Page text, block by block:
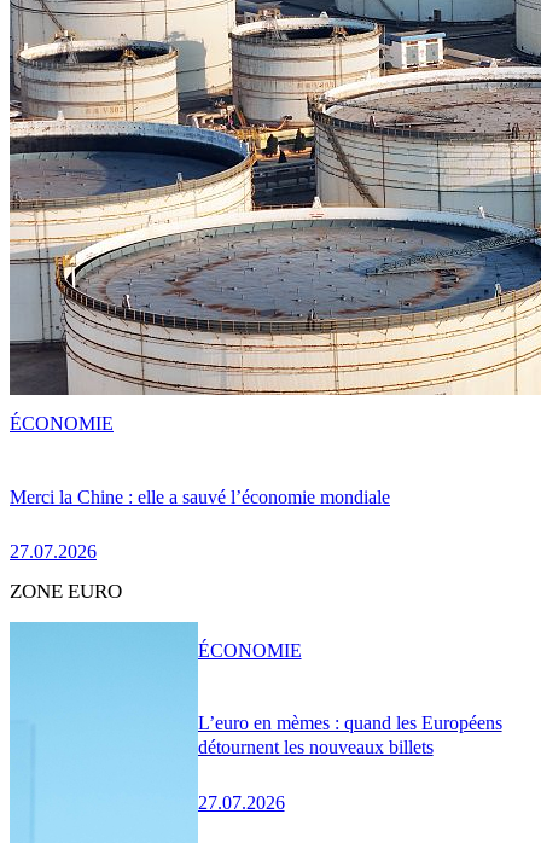
Merci la Chine : elle a sauvé l’économie mondiale
27.07.2026
ÉCONOMIE
ZONE EURO
L’euro en mèmes : quand les Européens
détournent les nouveaux billets
27.07.2026
ÉCONOMIE